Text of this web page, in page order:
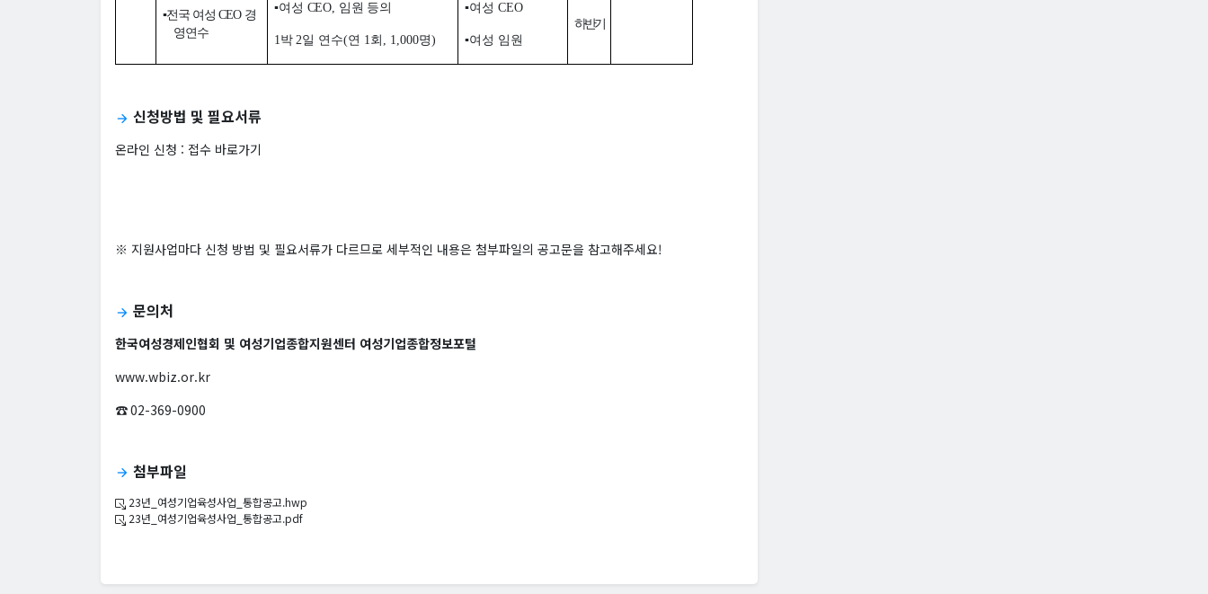
▪전국 여성CEO 경
영연수
▪여 성 CEO, 임원 등의
1박2일 연수(연 1회 , 1,000명)
▪여성 CEO
▪여성 임원
하반기
arrow_forward 신청방법 및 필요서류
온라인 신청 : 접수 바로가기
※ 지원사업마다 신청 방법 및 필요서류가 다르므로 세부적인 내용은 첨부파일의 공고문을 참고해주세요!
arrow_forward 문의처
한국여성경제인협회 및 여성기업종합지원센터 여성기업종합정보포털
www.wbiz.or.kr
☎ 02-369-0900
arrow_forward 첨부파일
23년_여성기업육성사업_통합공고.hwp
23년_여성기업육성사업_통합공고.pdf